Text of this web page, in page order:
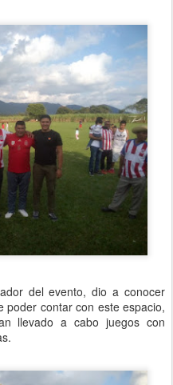
del evento, dio a conocer
poder contar con este espacio,
llevado a cabo juegos con